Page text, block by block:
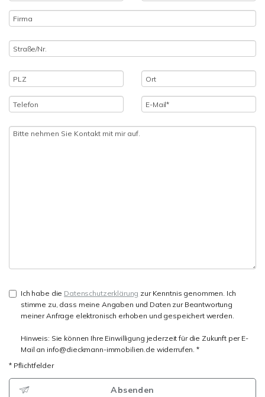
Ich habe die Datenschutzerklärung zur Kenntnis genommen. Ich
stimme zu, dass meine Angaben und Daten zur Beantwortung
meiner Anfrage elektronisch erhoben und gespeichert werden.
Hinweis: Sie können Ihre Einwilligung jederzeit für die Zukunft per E-
Mail an info@dieckmann-immobilien.de widerrufen. *
* Pflichtfelder
Absenden